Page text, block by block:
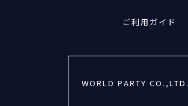
ご利用ガイド
WORLD PARTY CO.,LTD.